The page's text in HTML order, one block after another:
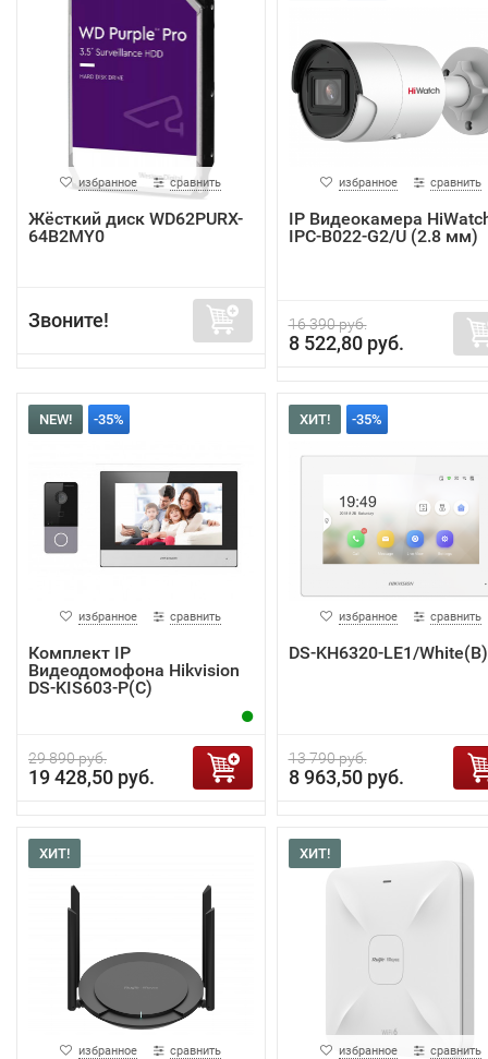
избранное сравнить
Жёсткий диск WD62PURX-
64B2MY0
Звоните!
избранное сравнить
IP Видеокамера
IPC-B022-G2/U (2.8 мм)
16 390 руб.
8 522,80 руб.
NEW! -35%
избранное сравнить
Комплект IP
Видеодомофона Hikvision
DS-KIS603-P(C)
29 890 руб.
19 428,50 руб.
ХИТ! -35%
избранное сравнить
DS-KH6320-LE1/White(B)
13 790 руб.
8 963,50 руб.
ХИТ!
избранное сравнить
ХИТ!
избранное сравнить